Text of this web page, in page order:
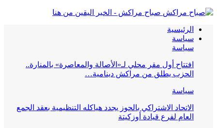
صباح مراكش - الخبر اليقين من هنا
الرئيسية
سياسة
سياسة
افتتاح أول مقر محلي لـ«الأصالة والمعاصرة» بالمنارة..
الحزب يطلق من مراكش دينامية…
سياسة
الاتحاد الاشتراكي بالحوز يجدد هياكله التنظيمية بعقد الجمع
العام لفرع قيادة أوزكيتة